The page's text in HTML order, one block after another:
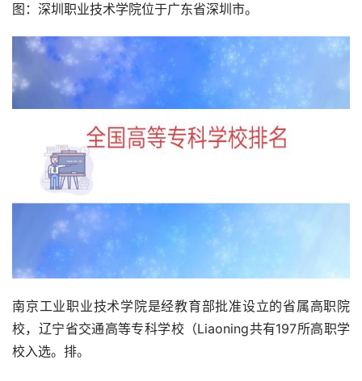
图：深圳职业技术学院位于广东省深圳市。
南京工业职业技术学院是经教育部批准设立的省属高职院
校，辽宁省交通高等专科学校（Liaoning共有197所高职学
校入选。排。